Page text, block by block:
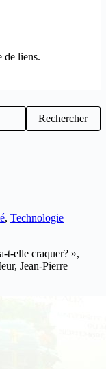
de liens.
Rechercher
, Technologie
t-elle craquer? »,
Jean-Pierre